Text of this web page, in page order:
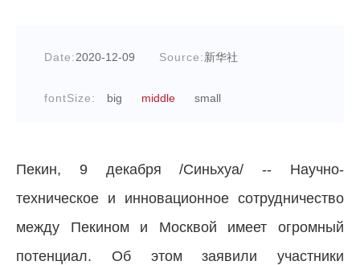
Date:2020-12-09 Source:新华社
fontSize: big middle small
Пекин, 9 декабря /Синьхуа/ -- Научно-
техническое и инновационное сотрудничество
между Пекином и Москвой имеет огромный
потенциал. Об этом заявили участники